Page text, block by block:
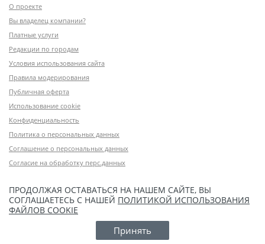
О проекте
Вы владелец компании?
Платные услуги
Редакции по городам
Условия использования сайта
Правила модерирования
Публичная оферта
Использование cookie
Конфиденциальность
Политика о персональных данных
Соглашение о персональных данных
Согласие на обработку перс.данных
ПРОДОЛЖАЯ ОСТАВАТЬСЯ НА НАШЕМ САЙТЕ, ВЫ
СОГЛАШАЕТЕСЬ С НАШЕЙ ПОЛИТИКОЙ ИСПОЛЬЗОВАНИЯ
ФАЙЛОВ COOKIE
Принять